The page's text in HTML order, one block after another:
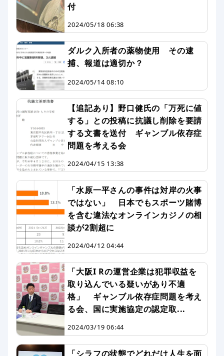
付
2024/05/18 06:38
ダルク入所者の薬物使用 その逮
捕、報道は適切か？
2024/05/14 08:10
【追記あり】野口健氏の「万死に値
する」との投稿に抗議し削除を要請
する文書を送付 ギャンブル依存症
問題を考える会
2024/04/15 13:38
「水原一平さんの事件は対岸の火事
ではない」 日本でもスポーツ賭博
を含む違法なオンラインカジノの相
談が2割超に
2024/04/12 04:44
「大阪I Rの運営企業は犯罪収益を
取り込んでいる疑いがあり不適
格」 ギャンブル依存症問題を考え
る会、国に実施協定の認定取...
2024/03/19 06:44
「シラフの状態でどれだけ人生を面